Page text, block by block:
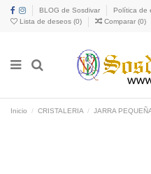
BLOG de Sosdivar Política de
Lista de deseos (0) Comparar (0)
Inicio CRISTALERIA JARRA